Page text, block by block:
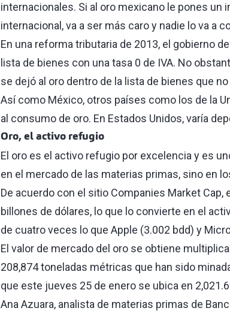
internacionales. Si al oro mexicano le pones un
internacional, va a ser más caro y nadie lo va a
En una reforma tributaria de 2013, el gobierno
lista de bienes con una tasa 0 de IVA. No
se dejó al oro dentro de la lista de bienes que no
Así como México, otros países como los de la
al consumo de oro. En Estados Unidos, varía
Oro, el activo refugio
El oro es el activo refugio por excelencia y es
en el mercado de las materias primas, sino en
De acuerdo con el sitio Companies Market
billones de dólares, lo que lo convierte en el
de cuatro veces lo que Apple (3.002 bdd) y
El valor de mercado del oro se obtiene
208,874 toneladas métricas que han sido
que este jueves 25 de enero se ubica en
Ana Azuara, analista de materias primas de